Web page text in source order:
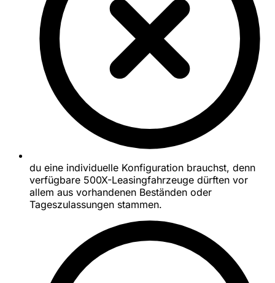
du eine individuelle Konfiguration brauchst, denn
verfügbare 500X-Leasingfahrzeuge dürften vor
allem aus vorhandenen Beständen oder
Tageszulassungen stammen.